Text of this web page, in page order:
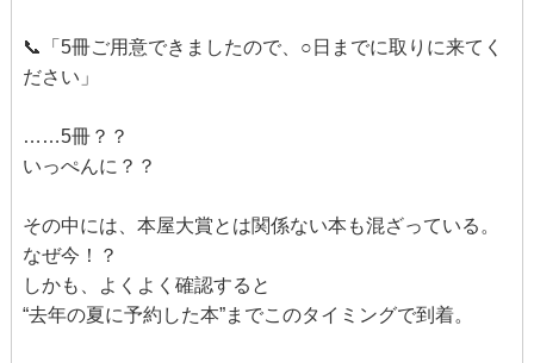
📞「5冊ご用意できましたので、○日までに取りに来てく
ださい」
……5冊？？
いっぺんに？？
その中には、本屋大賞とは関係ない本も混ざっている。
なぜ今！？
しかも、よくよく確認すると
“去年の夏に予約した本”までこのタイミングで到着。